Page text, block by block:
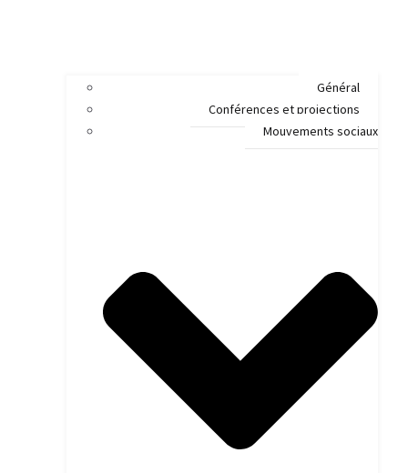
Général
Conférences et projections
Mouvements sociaux